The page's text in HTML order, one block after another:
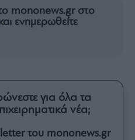
mononews.gr στο
ενημερωθείτε
για όλα τα
νέα;
του mononews.gr